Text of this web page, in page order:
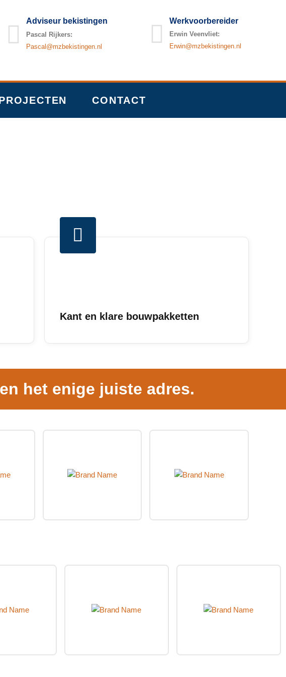
Adviseur bekistingen
Pascal Rijkers:
Pascal@mzbekistingen.nl
Werkvoorbereider
Erwin Veenvliet:
Erwin@mzbekistingen.nl
CONTACT
Kant en klare bouwpakketten
het enige juiste adres.